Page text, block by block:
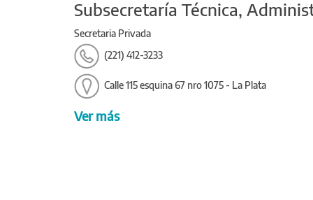
Subsecretaría Técnica,
Secretaria Privada
(221) 412-3233
Calle 115 esquina 67 nro 1075 - La Plata
Ver más